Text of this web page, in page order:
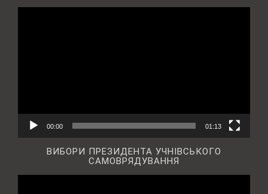
00:00 01:13
ВИБОРИ ПРЕЗИДЕНТА УЧНІВСЬКОГО
САМОВРЯДУВАННЯ